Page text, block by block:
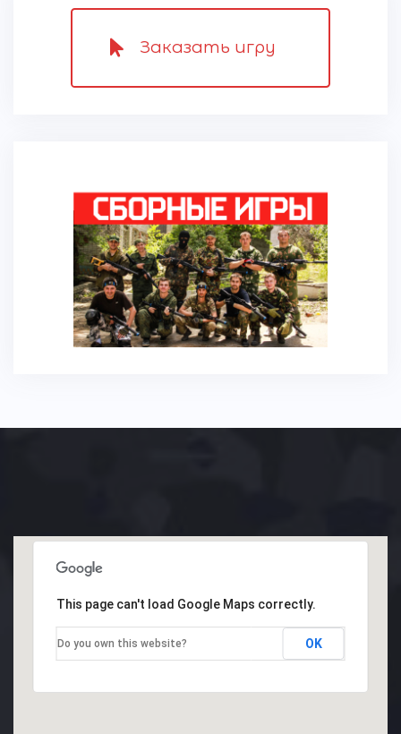
Заказать игру
This page can't load Google Maps correctly.
Do you own this website? OK